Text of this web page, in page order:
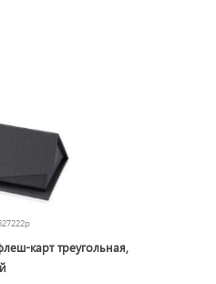
карт треугольная,